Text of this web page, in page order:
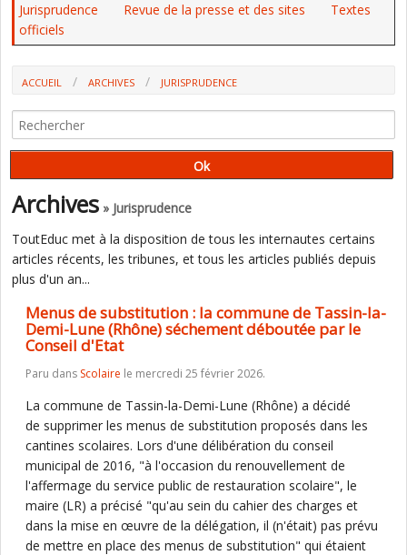
Jurisprudence
Revue de la presse et des sites
Textes
officiels
ACCUEIL ARCHIVES
JURISPRUDENCE
(RHÔNE) SÉCHEMENT DÉBOUTÉE PAR LE CONSEIL D'ETAT
Archives » Jurisprudence
ToutEduc met à la disposition de tous les internautes certains
articles récents, les tribunes, et tous les articles publiés depuis
plus d'un an...
Menus de substitution : la commune de Tassin-la-
Demi-Lune (Rhône) séchement déboutée par le
Conseil d'Etat
Paru dans Scolaire le mercredi 25 février 2026.
La commune de Tassin-la-Demi-Lune (Rhône) a décidé
de supprimer les menus de substitution proposés dans les
cantines scolaires. Lors d'une délibération du conseil
municipal de 2016, "à l'occasion du renouvellement de
l'affermage du service public de restauration scolaire", le
maire (LR) a précisé "qu'au sein du cahier des charges et
dans la mise en œuvre de la délégation, il (n'était) pas prévu
de mettre en place des menus de substitution" qui étaient